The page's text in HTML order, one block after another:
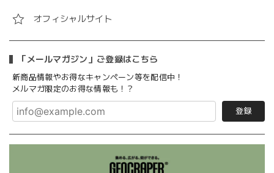
オフィシャルサイト
「メールマガジン」ご登録はこちら
新商品情報やお得なキャンペーン等を配信中！
メルマガ限定のお得な情報も！？
登録